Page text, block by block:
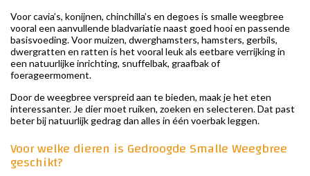
Voor cavia’s, konijnen, chinchilla’s en degoes is smalle weegbree
vooral een aanvullende bladvariatie naast goed hooi en passende
basisvoeding. Voor muizen, dwerghamsters, hamsters, gerbils,
dwergratten en ratten is het vooral leuk als eetbare verrijking in
een natuurlijke inrichting, snuffelbak, graafbak of
foerageermoment.
Door de weegbree verspreid aan te bieden, maak je het eten
interessanter. Je dier moet ruiken, zoeken en selecteren. Dat past
beter bij natuurlijk gedrag dan alles in één voerbak leggen.
Voor welke dieren is Gedroogde Smalle Weegbree
geschikt?